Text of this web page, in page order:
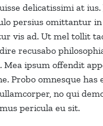
delicatissimi at ius.
persius omittantur
vis ad. Ut mel tollit
recusabo
Mea ipsum offendit
Probo omnesque has
no qui
pericula eu sit.